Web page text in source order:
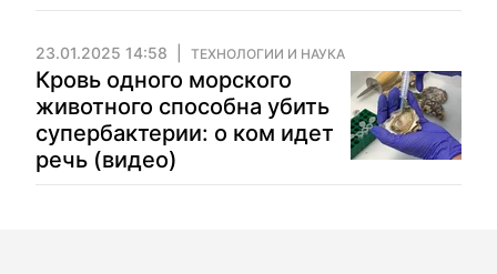
23.01.2025 14:58 ТЕХНОЛОГИИ И НАУКА
Кровь одного морского
животного способна убить
супербактерии: о ком идет
речь (видео)